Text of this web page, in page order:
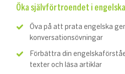
Öka självförtroendet i
Öva på att prata engelska
konversationsövningar
Förbättra din
texter och läsa artiklar